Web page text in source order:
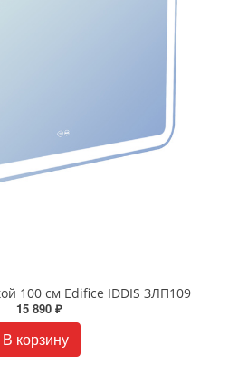
100 см Edifice IDDIS ЗЛП109
15 890 ₽
В корзину